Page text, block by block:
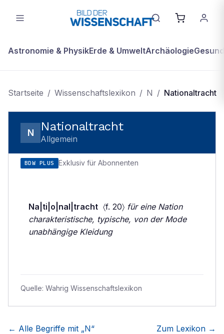
Astronomie & PhysikErde & UmweltArchäologie
Startseite / Wissenschaftslexikon / N / Nationaltracht
N Nationaltracht
Allgemein
BDW PLUS Exklusiv für Abonnenten
Na|ti|o|nal|tracht 〈f. 20〉 für eine Nation
charakteristische, typische, von der Mode
unabhängige Kleidung
Quelle: Wahrig Wissenschaftslexikon
← Alle Begriffe mit „N“ Zum Lexikon →